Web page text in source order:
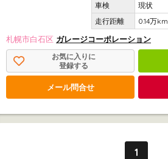
現状
0.14万km
札幌市白石区 ガレージコーポレーション
お気に入りに
登録する
メール問合せ
1